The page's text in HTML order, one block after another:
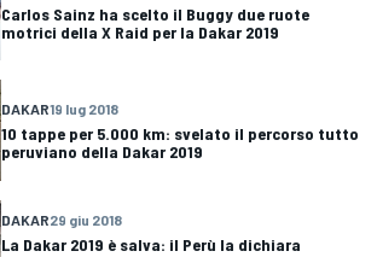
Carlos Sainz ha scelto il Buggy due ruote
motrici della X Raid per la Dakar 2019
DAKAR19 lug 2018
10 tappe per 5.000 km: svelato il percorso tutto
peruviano della Dakar 2019
DAKAR29 giu 2018
La Dakar 2019 è salva: il Perù la dichiara